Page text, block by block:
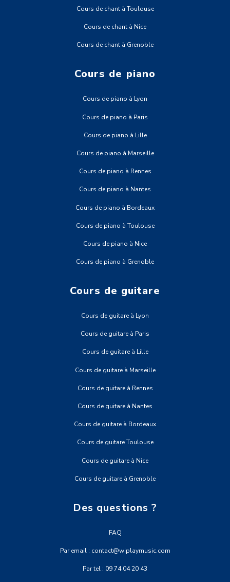
Cours de chant à Toulouse
Cours de chant à Nice
Cours de chant à Grenoble
Cours de piano
Cours de piano à Lyon
Cours de piano à Paris
Cours de piano à Lille
Cours de piano à Marseille
Cours de piano à Rennes
Cours de piano à Nantes
Cours de piano à Bordeaux
Cours de piano à Toulouse
Cours de piano à Nice
Cours de piano à Grenoble
Cours de guitare
Cours de guitare à Lyon
Cours de guitare à Paris
Cours de guitare à Lille
Cours de guitare à Marseille
Cours de guitare à Rennes
Cours de guitare à Nantes
Cours de guitare à Bordeaux
Cours de guitare Toulouse
Cours de guitare à Nice
Cours de guitare à Grenoble
Des questions ?
FAQ
Par email : contact@wiplaymusic.com
Par tel : 09 74 04 20 43